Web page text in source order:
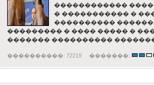
������������
� ����������� �
����������
��������� � ���� ����� �
������� ����������
����������: 72219 �������: